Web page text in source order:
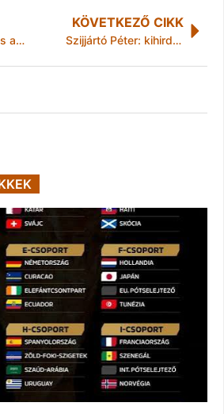
Mozgássérült idős asszonyt mentett ki a tűzből egy pénzügyőr
KÖVETKEZŐ CIKK
Szijjártó Péter: kihirdették a Budapest-Belgrád vasútvonal felújítására kiírt tender győztesét